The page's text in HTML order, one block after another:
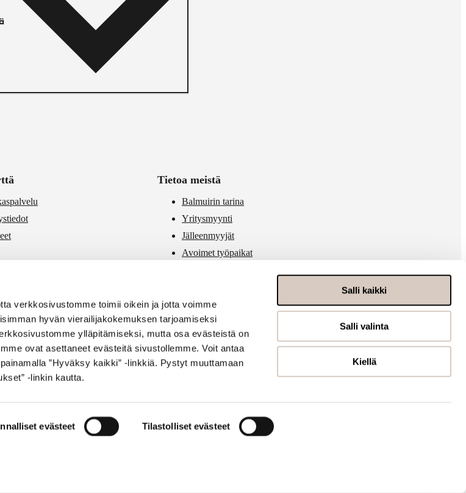
verkkosivustomme toimii oikein ja jotta voimme
hyvän vierailijakokemuksen tarjoamiseksi
ylläpitämiseksi, mutta osa evästeistä on
ovat asettaneet evästeitä sivustollemme. Voit antaa
”Hyväksy kaikki” -linkkiä. Pystyt muuttamaan
-linkin kautta.
evästeet Tilastolliset evästeet
Salli kaikki
Salli valinta
Kiellä
Tietoa meistä
Balmuirin tarina
Yritysmyynti
Jälleenmyyjät
Avoimet työpaikat